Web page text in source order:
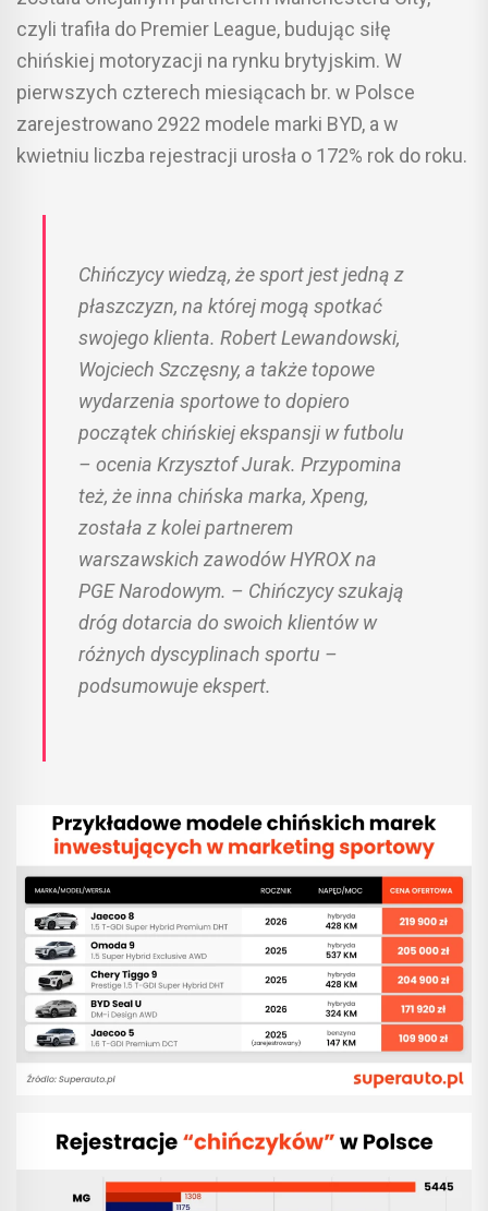
czyli trafiła do Premier League, budując siłę
chińskiej motoryzacji na rynku brytyjskim. W
pierwszych czterech miesiącach br. w Polsce
zarejestrowano 2922 modele marki BYD, a w
kwietniu liczba rejestracji urosła o 172% rok do roku.
Chińczycy wiedzą, że sport jest jedną z
płaszczyzn, na której mogą spotkać
swojego klienta. Robert Lewandowski,
Wojciech Szczęsny, a także topowe
wydarzenia sportowe to dopiero
początek chińskiej ekspansji w futbolu
– ocenia Krzysztof Jurak. Przypomina
też, że inna chińska marka, Xpeng,
została z kolei partnerem
warszawskich zawodów HYROX na
PGE Narodowym. – Chińczycy szukają
dróg dotarcia do swoich klientów w
różnych dyscyplinach sportu –
podsumowuje ekspert.